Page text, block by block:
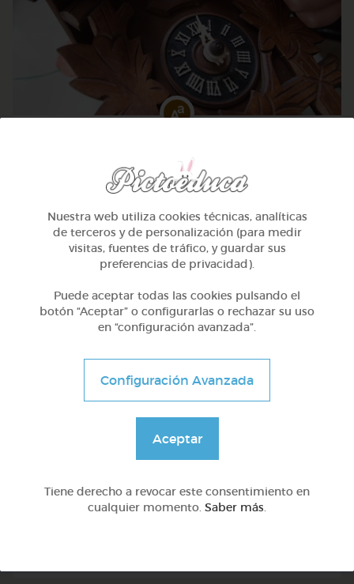
Números hasta 100 y calcular la hora
@Webparaelespanol
Lo más sano en la cocina y 2 fábulas de esopo
Nuestra web utiliza cookies técnicas, analíticas
de terceros y de personalización (para medir
visitas, fuentes de tráfico, y guardar sus
preferencias de privacidad).
Puede aceptar todas las cookies pulsando el
botón “Aceptar” o configurarlas o rechazar su uso
en “configuración avanzada”.
Configuración Avanzada
Aceptar
Tiene derecho a revocar este consentimiento en
cualquier momento. Saber más.